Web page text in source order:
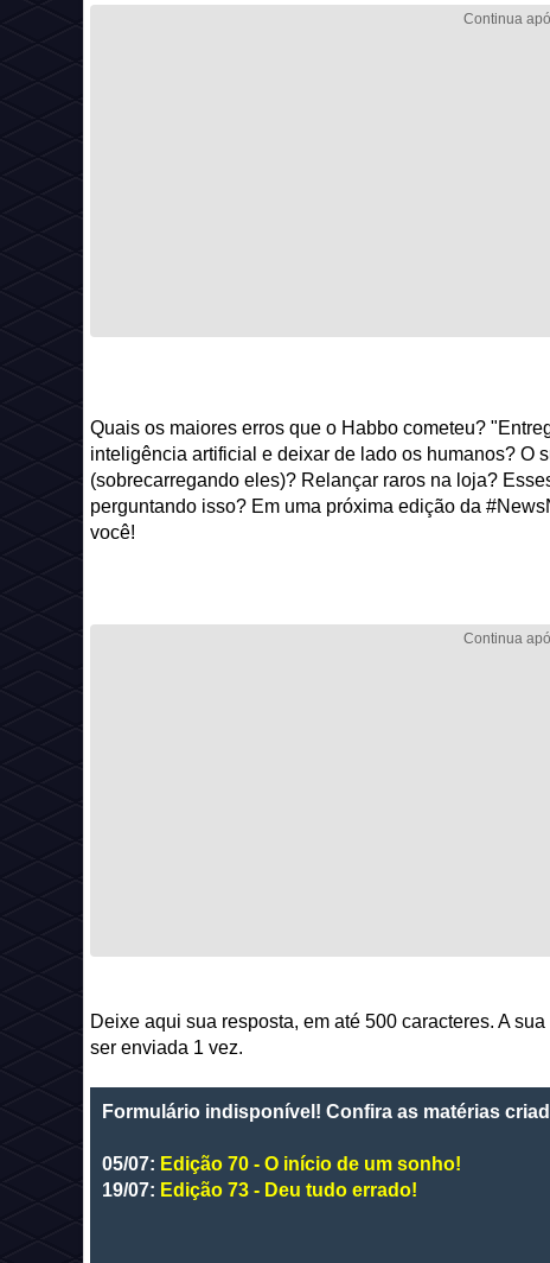
Quais os maiores erros que o Habbo cometeu?
inteligência artificial e deixar de lado os humanos? O
(sobrecarregando eles)? Relançar raros na loja?
perguntando isso? Em uma próxima edição da
você!
Deixe aqui sua resposta, em até 500 caracteres. A
ser enviada 1 vez.
Formulário indisponível! Confira as matérias
05/07: Edição 70 - O início de um sonho!
19/07: Edição 73 - Deu tudo errado!